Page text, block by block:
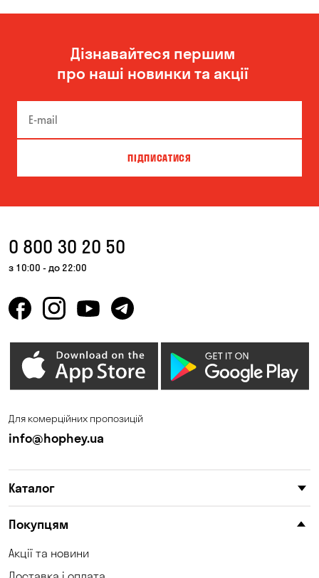
Дізнавайтеся першим
про наші новинки та акції
ПІДПИСАТИСЯ
0 800 30 20 50
з 10:00 - до 22:00
Для комерційних пропозицій
info@hophey.ua
Каталог
Покупцям
Акції та новини